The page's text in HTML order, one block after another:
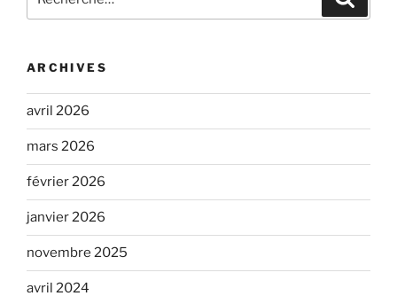
pour
ARCHIVES
avril 2026
mars 2026
février 2026
janvier 2026
novembre 2025
avril 2024